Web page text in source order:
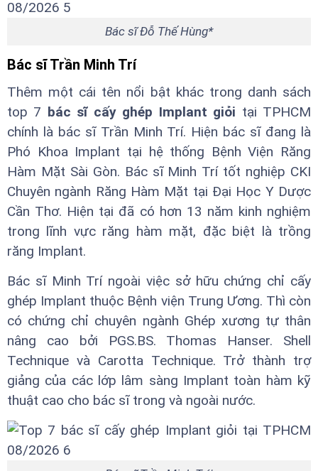
Bác sĩ Đỗ Thế Hùng*
Bác sĩ Trần Minh Trí
Thêm một cái tên nổi bật khác trong danh sách
top 7 bác sĩ cấy ghép Implant giỏi tại TPHCM
chính là bác sĩ Trần Minh Trí. Hiện bác sĩ đang là
Phó Khoa Implant tại hệ thống Bệnh Viện Răng
Hàm Mặt Sài Gòn. Bác sĩ Minh Trí tốt nghiệp CKI
Chuyên ngành Răng Hàm Mặt tại Đại Học Y Dược
Cần Thơ. Hiện tại đã có hơn 13 năm kinh nghiệm
trong lĩnh vực răng hàm mặt, đặc biệt là trồng
răng Implant.
Bác sĩ Minh Trí ngoài việc sở hữu chứng chỉ cấy
ghép Implant thuộc Bệnh viện Trung Ương. Thì còn
có chứng chỉ chuyên ngành Ghép xương tự thân
nâng cao bởi PGS.BS. Thomas Hanser. Shell
Technique và Carotta Technique. Trở thành trợ
giảng của các lớp lâm sàng Implant toàn hàm kỹ
thuật cao cho bác sĩ trong và ngoài nước.